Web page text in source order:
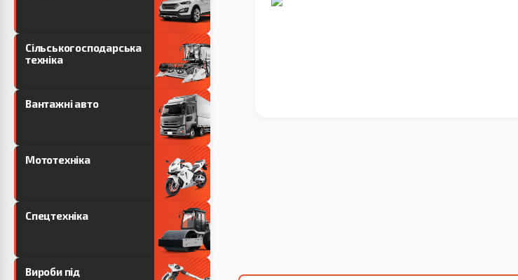
Сільськогосподарська
техніка
Вантажні авто
Мототехніка
Спецтехніка
Вироби під